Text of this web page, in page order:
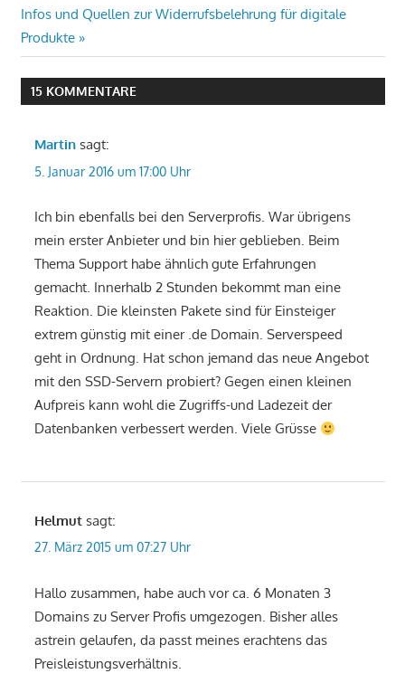
Nächster
Beitrag:
Infos und Quellen zur Widerrufsbelehrung für digitale
Produkte
15 KOMMENTARE
Martin sagt:
5. Januar 2016 um 17:00 Uhr
Ich bin ebenfalls bei den Serverprofis. War übrigens
mein erster Anbieter und bin hier geblieben. Beim
Thema Support habe ähnlich gute Erfahrungen
gemacht. Innerhalb 2 Stunden bekommt man eine
Reaktion. Die kleinsten Pakete sind für Einsteiger
extrem günstig mit einer .de Domain. Serverspeed
geht in Ordnung. Hat schon jemand das neue Angebot
mit den SSD-Servern probiert? Gegen einen kleinen
Aufpreis kann wohl die Zugriffs-und Ladezeit der
Datenbanken verbessert werden. Viele Grüsse
Helmut sagt:
27. März 2015 um 07:27 Uhr
Hallo zusammen, habe auch vor ca. 6 Monaten 3
Domains zu Server Profis umgezogen. Bisher alles
astrein gelaufen, da passt meines erachtens das
Preisleistungsverhältnis.